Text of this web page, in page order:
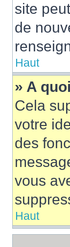
site
de
Haut
» A
Cela
votre
des
vous
Haut